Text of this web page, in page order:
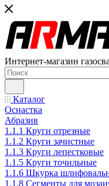
Интернет-магазин
Каталог
Оснастка
Абразив
1.1.1 Круги отрезные
1.1.2 Круги зачистные
1.1.3 Круги лепестковые
1.1.5 Круги точильные
1.1.6 Шкурка
1.1.8 Сегменты для